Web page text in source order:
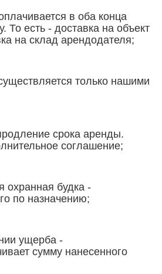
в оба конца
То есть - доставка на объект
на склад арендодателя;
только нашими
срока аренды.
соглашение;
охранная будка -
по назначению;
ущерба -
сумму нанесенного